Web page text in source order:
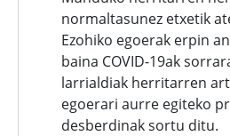
normaltasunez etxetik
Ezohiko egoerak erpin
baina COVID-19ak
larrialdiak herritarren
egoerari aurre egiteko
desberdinak sortu ditu.